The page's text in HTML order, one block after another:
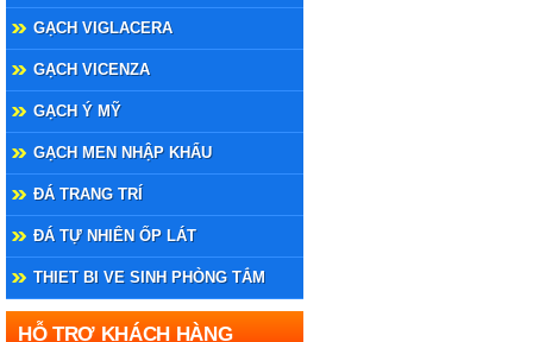
GẠCH VIGLACERA
GẠCH VICENZA
GẠCH Ý MỸ
GẠCH MEN NHẬP KHẨU
ĐÁ TRANG TRÍ
ĐÁ TỰ NHIÊN ỐP LÁT
THIET BI VE SINH PHÒNG TẮM
HỖ TRỢ KHÁCH HÀNG